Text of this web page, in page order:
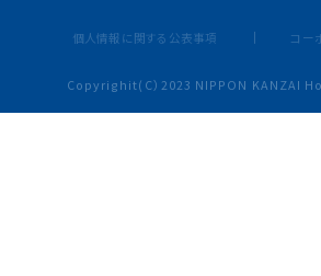
個人情報に関する公表事項 コー
Copyrighit(C）2023 NIPPON KANZAI